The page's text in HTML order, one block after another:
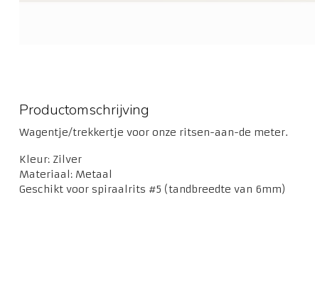
Productomschrijving
Wagentje/trekkertje voor onze ritsen-aan-de meter.
Kleur: Zilver
Materiaal: Metaal
Geschikt voor spiraalrits #5 (tandbreedte van 6mm)